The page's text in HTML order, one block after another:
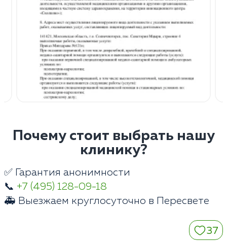
Почему стоит выбрать нашу
клинику?
✅ Гарантия анонимности
📞 +7 (495) 128-09-18
🚑 Выезжаем круглосуточно в Пересвете
37